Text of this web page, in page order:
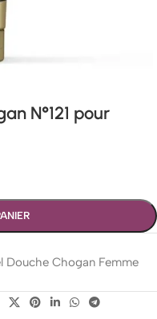
N°121 pour
Douche Chogan Femme